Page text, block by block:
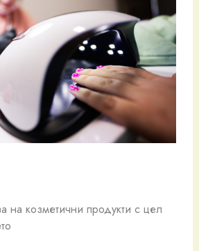
на козметични продукти с цел